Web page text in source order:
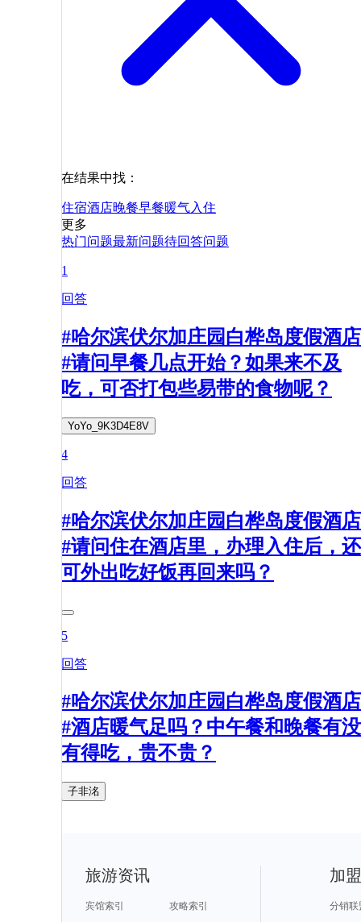
在结果中找：
住宿酒店晚餐早餐暖气入住
更多
热门问题最新问题待回答问题
1
回答
#哈尔滨伏尔加庄园白桦岛度假酒店
#请问早餐几点开始？如果来不及
吃，可否打包些易带的食物呢？
YoYo_9K3D4E8V
4
回答
#哈尔滨伏尔加庄园白桦岛度假酒店
#请问住在酒店里，办理入住后，还
可外出吃好饭再回来吗？
5
回答
#哈尔滨伏尔加庄园白桦岛度假酒店
#酒店暖气足吗？中午餐和晚餐有没
有得吃，贵不贵？
子非洺
旅游资讯
宾馆索引
攻略索引
加
分销联